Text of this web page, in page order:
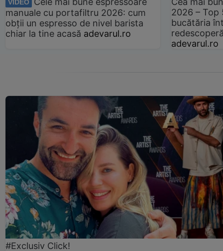
VIDEO
manuale cu portafiltru 2026: cum
obții un espresso de nivel barista
chiar la tine acasă adevarul.ro
2026 –
bucătăria
adevarul.ro
#Exclusiv Click!